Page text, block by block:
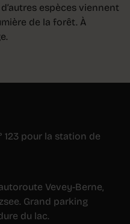
espèces viennent
de la forêt. À
123 pour la station de
Vevey-Berne,
Grand parking
du lac.